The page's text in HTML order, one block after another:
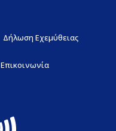
Δήλωση Εχεμύθειας
Επικοινωνία